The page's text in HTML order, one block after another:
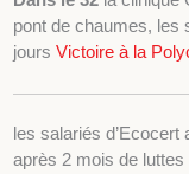
pont de chaumes, les
joursVictoire à la
les salariés
après 2 mois de luttes